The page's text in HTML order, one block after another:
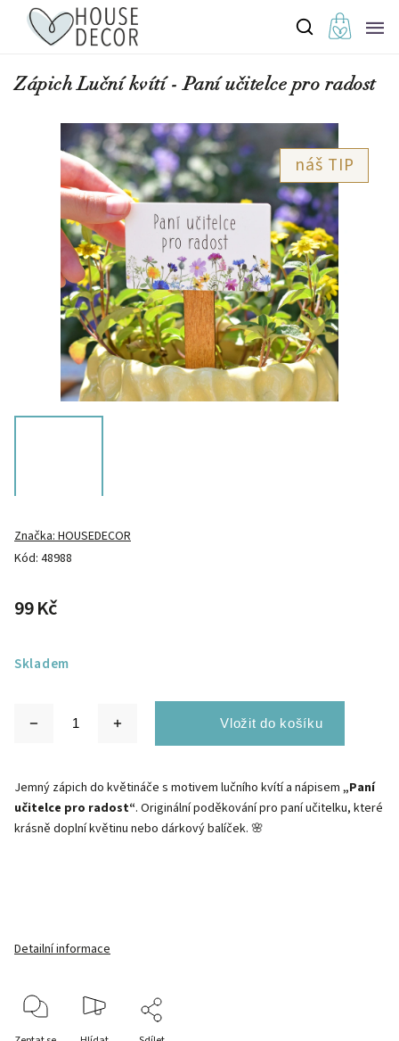
Zápich Luční kvítí - Paní učitelce pro radost
TIP
Kód: 48988
Značka:HOUSEDECOR
99 Kč
Skladem
Jemný zápich do květináče s motivem lučního kvítí a nápisem „Paní
učitelce pro radost“. Originální poděkování pro paní učitelku, které
krásně doplní květinu nebo dárkový balíček. 🌸
Detailní informace